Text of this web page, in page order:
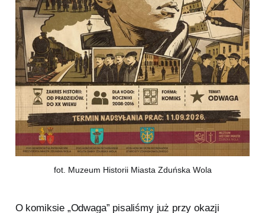
fot. Muzeum Historii Miasta Zduńska Wola
O komiksie „Odwaga” pisaliśmy już przy okazji